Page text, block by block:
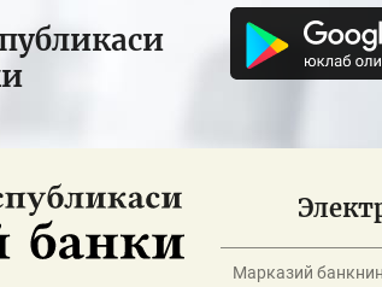
Марказий